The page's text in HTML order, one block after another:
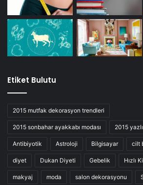
Etiket Bulutu
2015 mutfak dekorasyon trendleri
2015 sonbahar ayakkabı modası 2015
Antibiyotik Astroloji Bilgisayar cilt
diyet Dukan Diyeti Gebelik Hızlı
makyaj moda salon dekorasyonu